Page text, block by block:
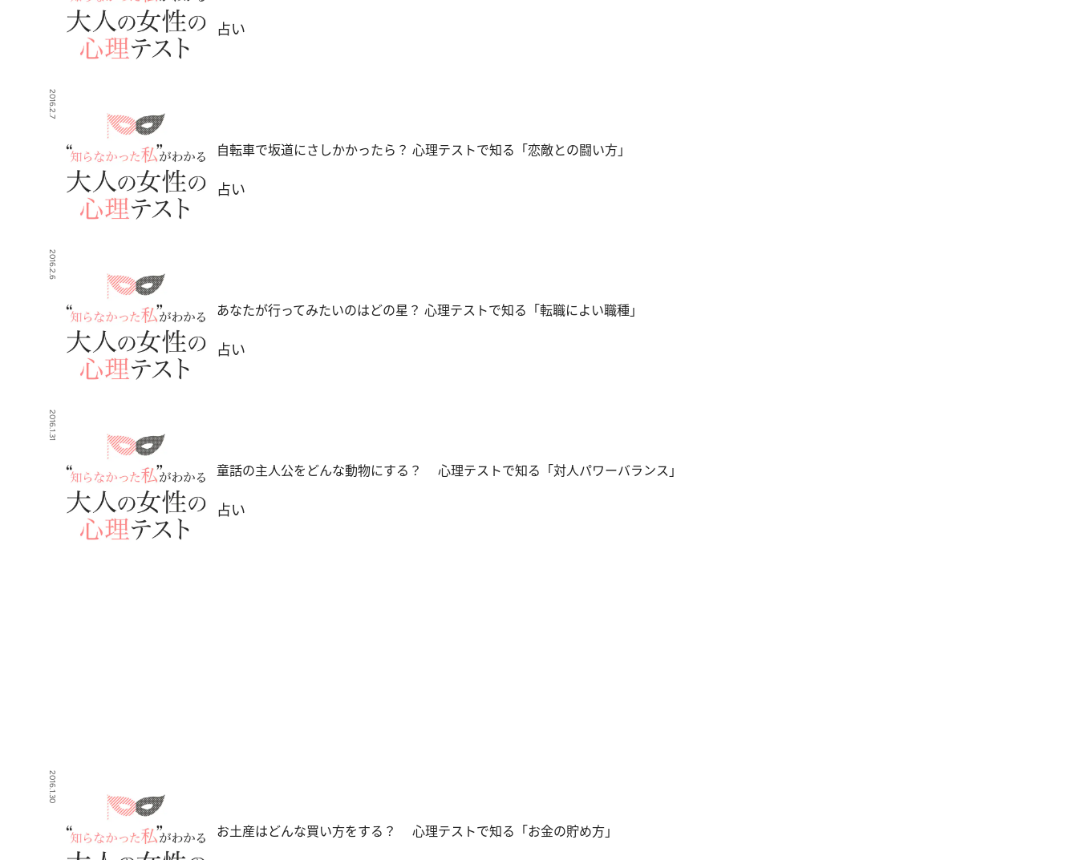
占い
2016.2.7
自転車で坂道にさしかかったら？ 心理テストで知る「恋敵との闘い方」
占い
2016.2.6
あなたが行ってみたいのはどの星？ 心理テストで知る「転職によい職種」
占い
2016.1.31
童話の主人公をどんな動物にする？ 心理テストで知る「対人パワーバランス」
占い
2016.1.30
お土産はどんな買い方をする？ 心理テストで知る「お金の貯め方」